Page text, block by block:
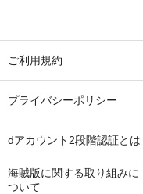
ご利用規約
プライバシーポリシー
dアカウント2段階認証とは
海賊版に関する取り組みに
ついて